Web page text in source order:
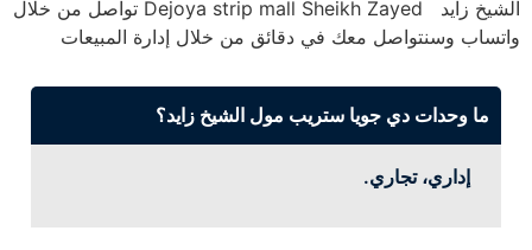
الشيخ زايد Dejoya strip mall Sheikh Zayed تواصل من خلال
واتساب وسنتواصل معك في دقائق من خلال إدارة المبيعات
ما وحدات دي جويا ستريب مول الشيخ زايد؟
إداري، تجاري.